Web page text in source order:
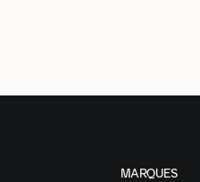
MARQUES